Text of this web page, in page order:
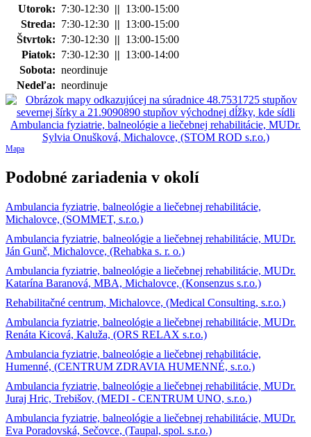
Utorok: 7:30-12:30 || 13:00-15:00
Streda: 7:30-12:30 || 13:00-15:00
Štvrtok: 7:30-12:30 || 13:00-15:00
Piatok: 7:30-12:30 || 13:00-14:00
Sobota: neordinuje
Nedeľa: neordinuje
Mapa
Podobné zariadenia v okolí
Ambulancia fyziatrie, balneológie a liečebnej rehabilitácie,
Michalovce, (SOMMET, s.r.o.)
Ambulancia fyziatrie, balneológie a liečebnej rehabilitácie, MUDr.
Ján Gunč, Michalovce, (Rehabka s. r. o.)
Ambulancia fyziatrie, balneológie a liečebnej rehabilitácie, MUDr.
Katarína Baranová, MBA, Michalovce, (Konsenzus s.r.o.)
Rehabilitačné centrum, Michalovce, (Medical Consulting, s.r.o.)
Ambulancia fyziatrie, balneológie a liečebnej rehabilitácie, MUDr.
Renáta Kicová, Kaluža, (ORS RELAX s.r.o.)
Ambulancia fyziatrie, balneológie a liečebnej rehabilitácie,
Humenné, (CENTRUM ZDRAVIA HUMENNÉ, s.r.o.)
Ambulancia fyziatrie, balneológie a liečebnej rehabilitácie, MUDr.
Juraj Hric, Trebišov, (MEDI - CENTRUM UNO, s.r.o.)
Ambulancia fyziatrie, balneológie a liečebnej rehabilitácie, MUDr.
Eva Poradovská, Sečovce, (Taupal, spol. s.r.o.)